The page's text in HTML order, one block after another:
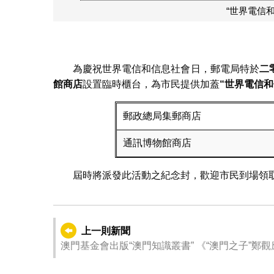
“世界電信
為慶祝世界電信和信息社會日，郵電局特於二
館商店設置臨時櫃台，為市民提供加蓋“世界電信
郵政總局集郵商店
通訊博物館商店
屆時將派發此活動之紀念封，歡迎市民到場領
上一則新聞
澳門基金會出版“澳門知識叢書” 《“澳門之子”鄭